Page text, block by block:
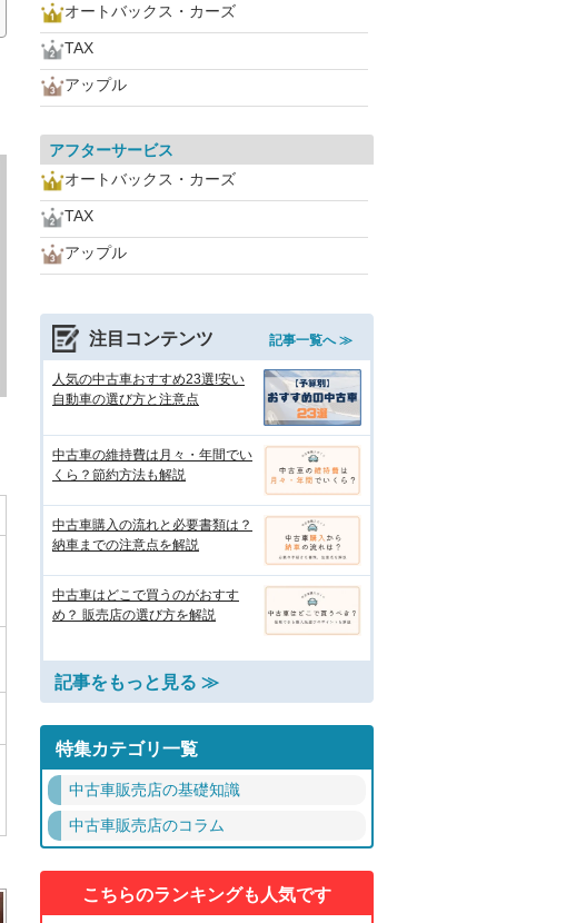
オートバックス・カーズ
TAX
アップル
アフターサービス
オートバックス・カーズ
TAX
アップル
注目コンテンツ 記事一覧へ ≫
人気の中古車おすすめ23選!安い
自動車の選び方と注意点
中古車の維持費は月々・年間でい
くら？節約方法も解説
中古車購入の流れと必要書類は？
納車までの注意点を解説
中古車はどこで買うのがおすす
め？ 販売店の選び方を解説
記事をもっと見る ≫
特集カテゴリ一覧
中古車販売店の基礎知識
中古車販売店のコラム
こちらのランキングも人気です